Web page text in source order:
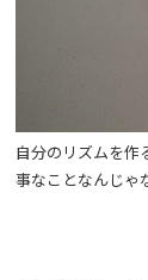
自分のリズムを作
事なことなんじゃ